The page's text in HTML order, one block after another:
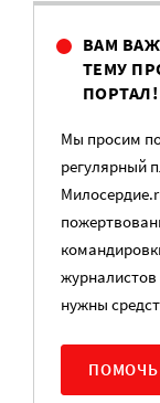
ВАМ
ТЕМУ
ПОРТАЛ!
Мы просим
регулярный
журналистов
нужны
ПОМОЧЬ